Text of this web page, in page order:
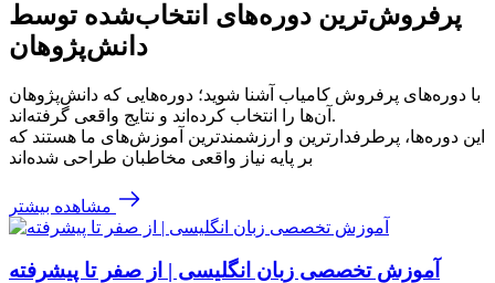
پرفروش‌ترین‌ دوره‌های انتخاب‌شده توسط
دانش‌پژوهان
با دوره‌های پرفروش کامیاب آشنا شوید؛ دوره‌هایی که دانش‌پژوهان
آن‌ها را انتخاب کرده‌اند و نتایج واقعی گرفته‌اند.
این دوره‌ها، پرطرفدارترین و ارزشمندترین آموزش‌های ما هستند که
بر پایه نیاز واقعی مخاطبان طراحی شده‌اند
مشاهده بیشتر
آموزش تخصصی زبان انگلیسی | از صفر تا پیشرفته